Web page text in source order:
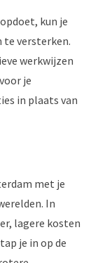
kun je
te versterken.
werkwijzen
je
in plaats van
met je
In
lagere kosten
je in op de